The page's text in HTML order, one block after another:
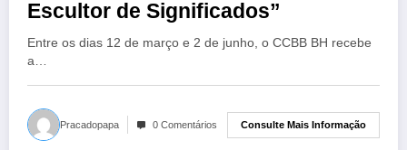
Escultor de Significados”
Entre os dias 12 de março e 2 de junho, o CCBB BH recebe
a…
Pracadopapa 0 Comentários Consulte Mais Informação